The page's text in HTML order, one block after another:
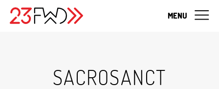
MENU
SACROSANCT